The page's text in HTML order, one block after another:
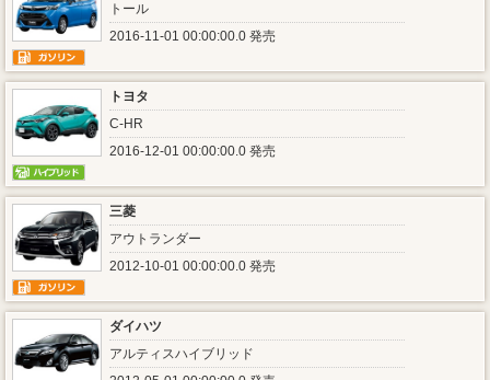
トール
2016-11-01 00:00:00.0 発売
トヨタ
C-HR
2016-12-01 00:00:00.0 発売
三菱
アウトランダー
2012-10-01 00:00:00.0 発売
ダイハツ
アルティスハイブリッド